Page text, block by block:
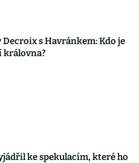
s Havránkem: Kdo je
královna?
ke spekulacím, které ho